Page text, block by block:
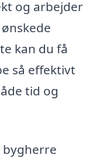
og arbejder
kan du få
så effektivt
tid og
bygherre